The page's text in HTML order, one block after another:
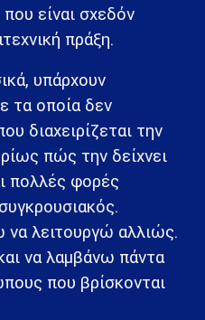
είναι σχεδόν
πράξη.
υπάρχουν
τα οποία δεν
διαχειρίζεται την
πώς την δείχνει
πολλές φορές
λειτουργώ αλλιώς.
να λαμβάνω πάντα
που βρίσκονται